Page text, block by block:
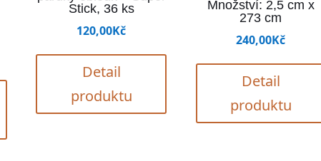
Stick, 36 ks
120,00Kč
Detail
produktu
Množství: 2,5 cm x
273 cm
240,00Kč
Detail
produktu